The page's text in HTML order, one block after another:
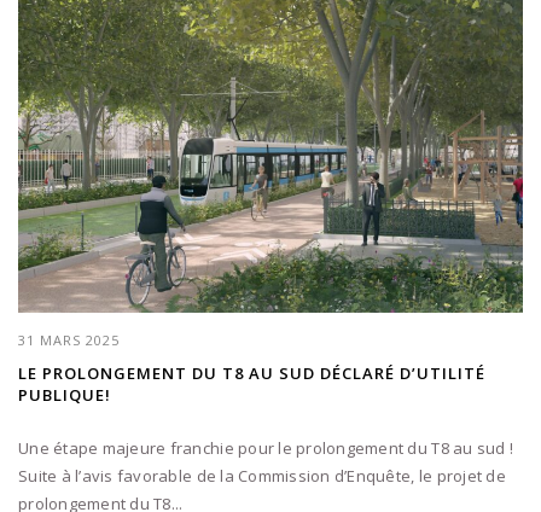
31 MARS 2025
LE PROLONGEMENT DU T8 AU SUD DÉCLARÉ D’UTILITÉ
PUBLIQUE!
Une étape majeure franchie pour le prolongement du T8 au sud !
Suite à l’avis favorable de la Commission d’Enquête, le projet de
prolongement du T8...